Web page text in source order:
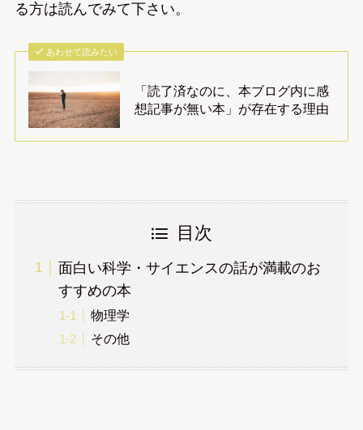
る方は読んでみて下さい。
あわせて読みたい
「読了済なのに、本ブログ内に感
想記事が無い本」が存在する理由
目次
面白い科学・サイエンスの話が満載のお
すすめの本
物理学
その他